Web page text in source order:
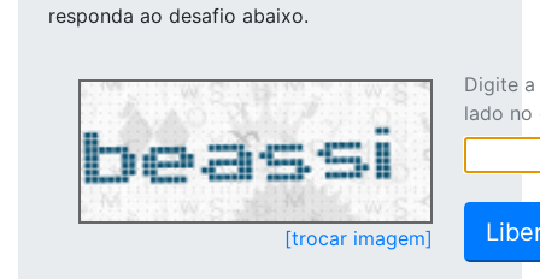
responda ao desafio abaixo.
[trocar imagem]
Digite
lado no